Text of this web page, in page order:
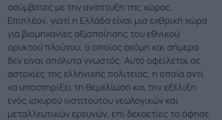
ασύμβατες με την ανάπτυξη της χώρας.
Επιπλέον, γιατί η Ελλάδα είναι μια εχθρική χώρα
για βιομηχανίες αξιοποίησης του εθνικού
ορυκτού πλούτου, ο οποίος ακόμη και σήμερα
δεν είναι απόλυτα γνωστός. Αυτό οφείλεται σε
αστοχίες της ελληνικής πολιτείας, η οποία αντί
να υποστηρίξει τη θεμελίωση και την εξέλιξη
ενός ισχυρού ινστιτούτου γεωλογικών και
μεταλλευτικών ερευνών, επί δεκαετίες το άφησε